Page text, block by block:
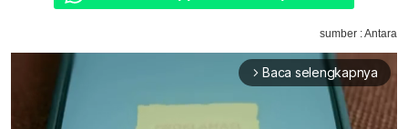
sumber : Antara
arrow_forward_ios Baca selengkapnya